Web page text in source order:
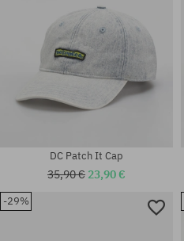
DC Patch It Cap
35,90 € 23,90 €
-29%